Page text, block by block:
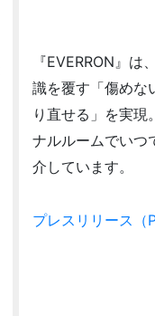
『EVERRON』
識を覆す「傷めな
り直せる」を実現
ナルルームでいつ
介しています。
プレスリリース（